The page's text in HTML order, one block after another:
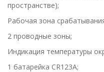
пространстве);
Рабочая зона
2 проводные зоны;
Индикация температуры
1 батарейка CR123A;